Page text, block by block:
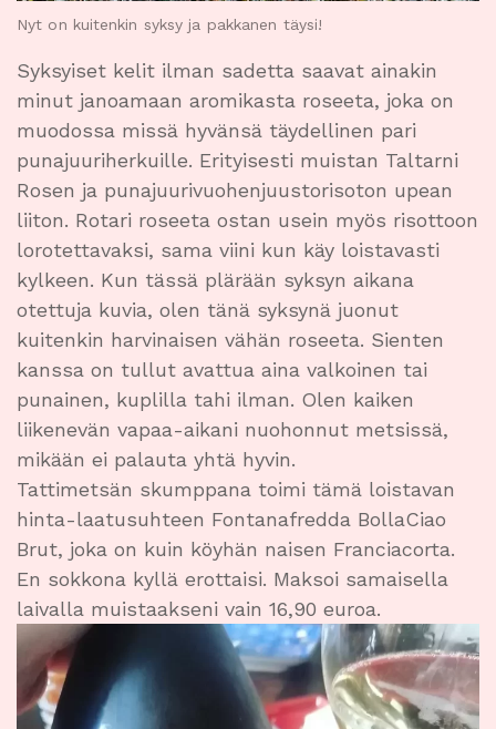
Nyt on kuitenkin syksy ja pakkanen täysi!
Syksyiset kelit ilman sadetta saavat ainakin
minut janoamaan aromikasta roseeta, joka on
muodossa missä hyvänsä täydellinen pari
punajuuriherkuille. Erityisesti muistan Taltarni
Rosen ja punajuurivuohenjuustorisoton upean
liiton. Rotari roseeta ostan usein myös risottoon
lorotettavaksi, sama viini kun käy loistavasti
kylkeen. Kun tässä plärään syksyn aikana
otettuja kuvia, olen tänä syksynä juonut
kuitenkin harvinaisen vähän roseeta. Sienten
kanssa on tullut avattua aina valkoinen tai
punainen, kuplilla tahi ilman. Olen kaiken
liikenevän vapaa-aikani nuohonnut metsissä,
mikään ei palauta yhtä hyvin.
Tattimetsän skumppana toimi tämä loistavan
hinta-laatusuhteen Fontanafredda BollaCiao
Brut, joka on kuin köyhän naisen Franciacorta.
En sokkona kyllä erottaisi. Maksoi samaisella
laivalla muistaakseni vain 16,90 euroa.